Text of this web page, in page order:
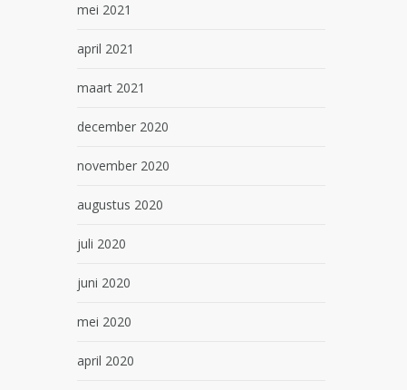
mei 2021
april 2021
maart 2021
december 2020
november 2020
augustus 2020
juli 2020
juni 2020
mei 2020
april 2020